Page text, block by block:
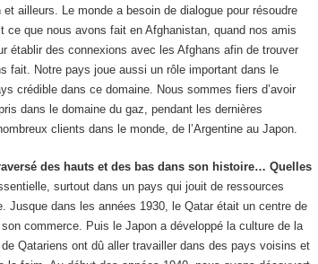
ailleurs. Le monde a besoin de dialogue pour résoudre
que nous avons fait en Afghanistan, quand nos amis
établir des connexions avec les Afghans afin de trouver
fait. Notre pays joue aussi un rôle important dans le
crédible dans ce domaine. Nous sommes fiers d’avoir
dans le domaine du gaz, pendant les dernières
clients dans le monde, de l’Argentine au Japon.
des hauts et des bas dans son histoire… Quelles
surtout dans un pays qui jouit de ressources
Jusque dans les années 1930, le Qatar était un centre de
commerce. Puis le Japon a développé la culture de la
Qatariens ont dû aller travailler dans des pays voisins et